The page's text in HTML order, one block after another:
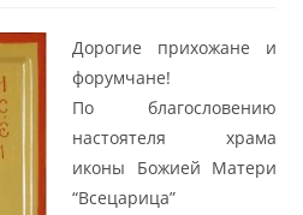
Дорогие прихожане и
форумчане!
По благословению
настоятеля храма
иконы Божией Матери
“Всецарица”